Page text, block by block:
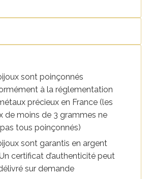
sont poinçonnés
à la réglementation
précieux en France (les
de moins de 3 grammes ne
tous poinçonnés)
sont garantis en argent
certificat d’authenticité peut
sur demande